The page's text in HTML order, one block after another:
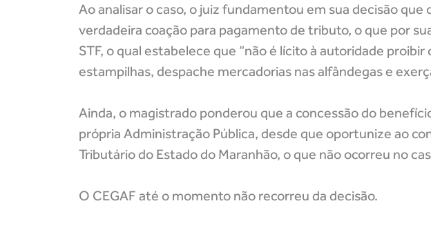
Ao analisar o caso, o juiz fundamentou em sua decisão
verdadeira coação para pagamento de tributo, o que por
STF, o qual estabelece que “não é lícito à autoridade
estampilhas, despache mercadorias nas alfândegas e
Ainda, o magistrado ponderou que a concessão do
própria Administração Pública, desde que oportunize ao
Tributário do Estado do Maranhão, o que não ocorreu no
O CEGAF até o momento não recorreu da decisão.